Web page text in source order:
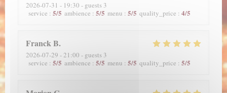
2026-07-31 - 19:30 - guests 3
service : 5/5 ambience : 5/5 menu : 5/5 quality_price : 4/5
FranckB
2026-07-29 - 21:00 - guests 3
service : 5/5 ambience : 5/5 menu : 5/5 quality_price : 5/5